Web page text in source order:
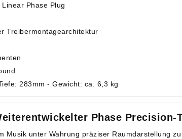
Phase Plug
Treibermontagearchitektur
283mm - Gewicht: ca. 6,3 kg
Phase Precision-
Musik unter Wahrung präziser Raumdarstellung